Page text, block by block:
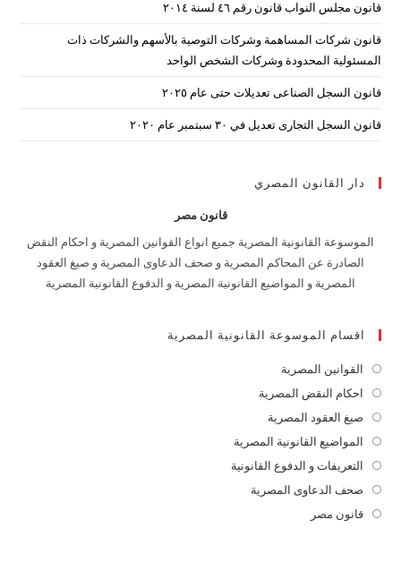
قانون مجلس النواب قانون رقم ٤٦ لسنة ٢٠١٤
قانون شركات المساهمة وشركات التوصية بالأسهم والشركات ذات
المسئولية المحدودة وشركات الشخص الواحد
قانون السجل الصناعى تعديلات حتى عام ٢٠٢٥
قانون السجل التجارى تعديل في ٣٠ سبتمبر عام ٢٠٢٠
دار القانون المصري
قانون مصر
الموسوعة القانونية المصرية جميع انواع القوانين المصرية و احكام النقض
الصادرة عن المحاكم المصرية و صحف الدعاوى المصرية و صيغ العقود
المصرية و المواضيع القانونية المصرية و الدفوع القانونية المصرية
اقسام الموسوعة القانونية المصرية
القوانين المصرية
in
new
tab
احكام النقض المصرية
a
new
صيغ العقود المصرية
in
a
new
المواضيع القانونية المصرية
inالتعريفات و الدفوع القانونية
صحف الدعاوى المصرية
قانون مصر